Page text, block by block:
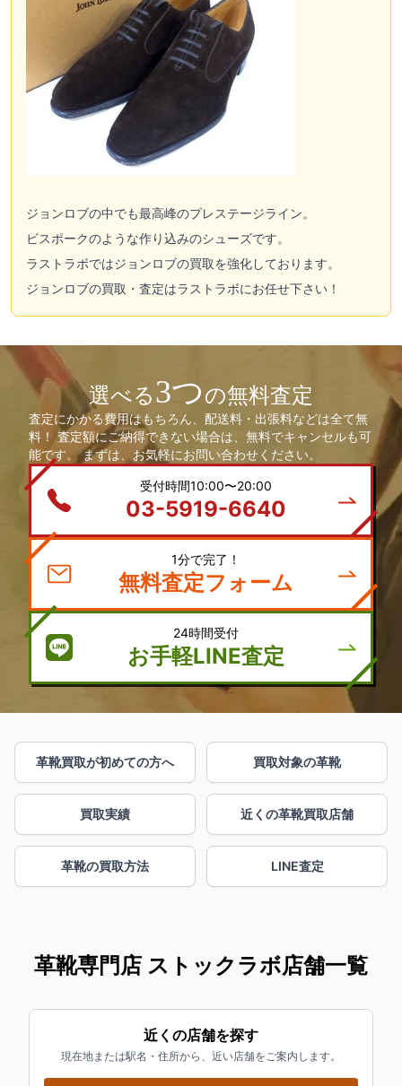
ジョンロブの中でも最高峰のプレステージライン。
ビスポークのような作り込みのシューズです。
ラストラボではジョンロブの買取を強化しております。
ジョンロブの買取・査定はラストラボにお任せ下さい！
選べる3つの無料査定
査定にかかる費用はもちろん、配送料・出張料などは全て無
料！ 査定額にご納得できない場合は、無料でキャンセルも可
能です。 まずは、お気軽にお問い合わせください。
受付時間10:00〜20:00
03-5919-6640
1分で完了！
無料査定フォーム
24時間受付
お手軽LINE査定
革靴買取が初めての方へ 買取対象の革靴
買取実績 近くの革靴買取店舗
革靴の買取方法 LINE査定
革靴専門店 ストックラボ店舗一覧
近くの店舗を探す
現在地または駅名・住所から、近い店舗をご案内します。